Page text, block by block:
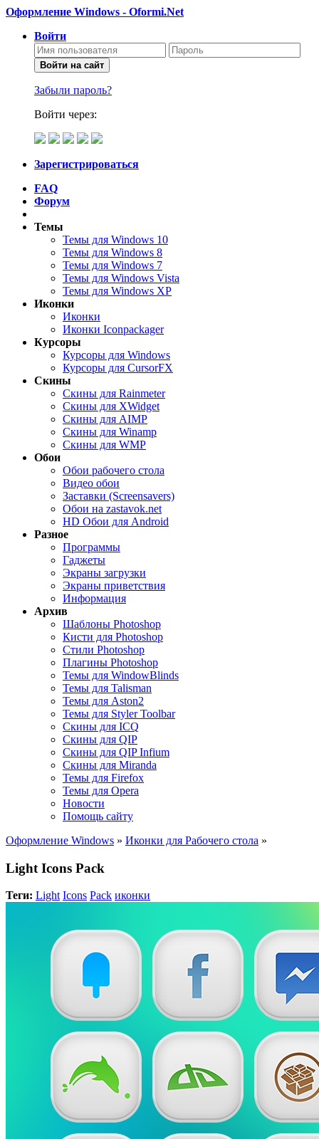
Оформление Windows - Oformi.Net
Войти
Войти на сайт
Забыли пароль?
Войти через:
Зарегистрироваться
FAQ
Форум
Темы
Темы для Windows 10
Темы для Windows 8
Темы для Windows 7
Темы для Windows Vista
Темы для Windows XP
Иконки
Иконки
Иконки Iconpackager
Курсоры
Курсоры для Windows
Курсоры для CursorFX
Скины
Скины для Rainmeter
Скины для XWidget
Скины для AIMP
Скины для Winamp
Скины для WMP
Обои
Обои рабочего стола
Видео обои
Заставки (Screensavers)
Обои на zastavok.net
HD Обои для Android
Разное
Программы
Гаджеты
Экраны загрузки
Экраны приветствия
Информация
Архив
Шаблоны Photoshop
Кисти для Photoshop
Стили Photoshop
Плагины Photoshop
Темы для WindowBlinds
Темы для Talisman
Темы для Aston2
Темы для Styler Toolbar
Скины для ICQ
Скины для QIP
Скины для QIP Infium
Скины для Miranda
Темы для Firefox
Темы для Opera
Новости
Помощь сайту
Оформление Windows » Иконки для Рабочего стола »
Light Icons Pack
Теги: Light Icons Pack иконки